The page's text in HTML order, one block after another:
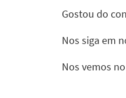
Gostou do
Nos siga em
Nos vemos